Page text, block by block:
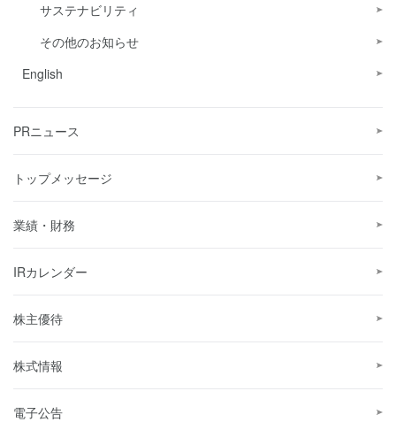
サステナビリティ
その他のお知らせ
English
PRニュース
トップメッセージ
業績・財務
IRカレンダー
株主優待
株式情報
電子公告